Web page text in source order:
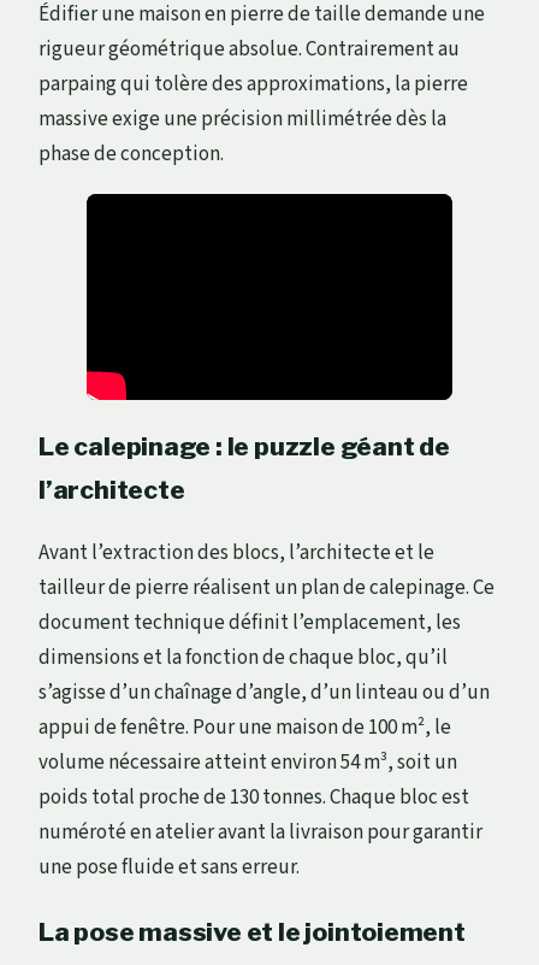
Édifier une maison en pierre de taille demande une
rigueur géométrique absolue. Contrairement au
parpaing qui tolère des approximations, la pierre
massive exige une précision millimétrée dès la
phase de conception.
Le calepinage : le puzzle géant de
l’architecte
Avant l’extraction des blocs, l’architecte et le
tailleur de pierre réalisent un plan de calepinage. Ce
document technique définit l’emplacement, les
dimensions et la fonction de chaque bloc, qu’il
s’agisse d’un chaînage d’angle, d’un linteau ou d’un
appui de fenêtre. Pour une maison de 100 m², le
volume nécessaire atteint environ 54 m³, soit un
poids total proche de 130 tonnes. Chaque bloc est
numéroté en atelier avant la livraison pour garantir
une pose fluide et sans erreur.
La pose massive et le jointoiement